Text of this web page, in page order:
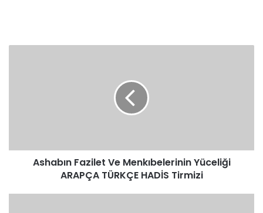
Tirmizi
Ashabın Fazilet Ve Menkıbelerinin Yüceliği
ARAPÇA TÜRKÇE HADİS Tirmizi